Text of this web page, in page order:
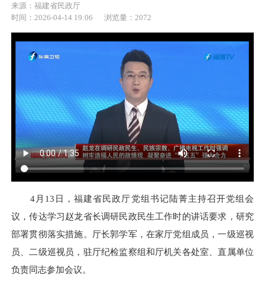
来源：福建省民政厅
时间：2026-04-14 19:06
浏览量：2072
4月13日，福建省民政厅党组书记陆菁主持召开党组会
议，传达学习赵龙省长调研民政民生工作时的讲话要求，研究
部署贯彻落实措施。厅长郭学军，在家厅党组成员，一级巡视
员、二级巡视员，驻厅纪检监察组和厅机关各处室、直属单位
负责同志参加会议。